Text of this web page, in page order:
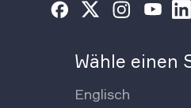
Wähle einen
Englisch